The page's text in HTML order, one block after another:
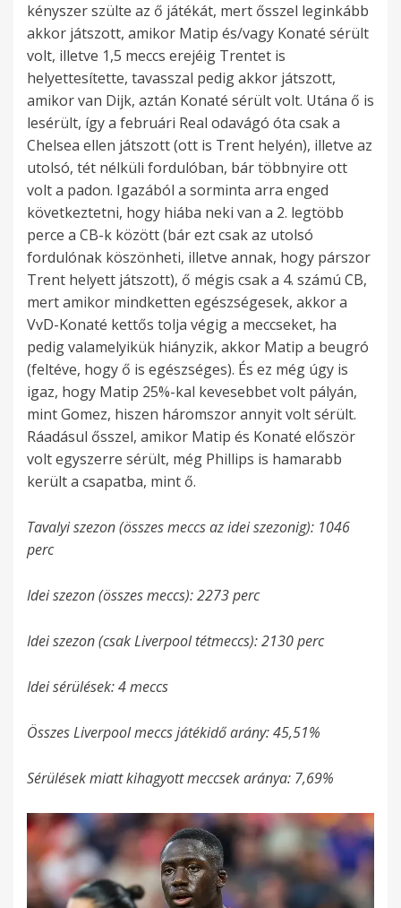
kényszer szülte az ő játékát, mert ősszel leginkább
akkor játszott, amikor Matip és/vagy Konaté sérült
volt, illetve 1,5 meccs erejéig Trentet is
helyettesítette, tavasszal pedig akkor játszott,
amikor van Dijk, aztán Konaté sérült volt. Utána ő is
lesérült, így a februári Real odavágó óta csak a
Chelsea ellen játszott (ott is Trent helyén), illetve az
utolsó, tét nélküli fordulóban, bár többnyire ott
volt a padon. Igazából a sorminta arra enged
következtetni, hogy hiába neki van a 2. legtöbb
perce a CB-k között (bár ezt csak az utolsó
fordulónak köszönheti, illetve annak, hogy párszor
Trent helyett játszott), ő mégis csak a 4. számú CB,
mert amikor mindketten egészségesek, akkor a
VvD-Konaté kettős tolja végig a meccseket, ha
pedig valamelyikük hiányzik, akkor Matip a beugró
(feltéve, hogy ő is egészséges). És ez még úgy is
igaz, hogy Matip 25%-kal kevesebbet volt pályán,
mint Gomez, hiszen háromszor annyit volt sérült.
Ráadásul ősszel, amikor Matip és Konaté először
volt egyszerre sérült, még Phillips is hamarabb
került a csapatba, mint ő.
Tavalyi szezon (összes meccs az idei szezonig): 1046
perc
Idei szezon (összes meccs): 2273 perc
Idei szezon (csak Liverpool tétmeccs): 2130 perc
Idei sérülések: 4 meccs
Összes Liverpool meccs játékidő arány: 45,51%
Sérülések miatt kihagyott meccsek aránya: 7,69%